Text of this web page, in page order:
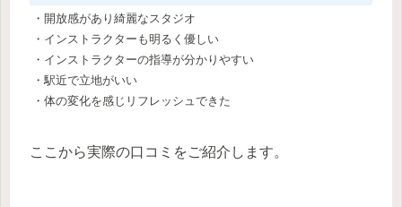
・開放感があり綺麗なスタジオ
・インストラクターも明るく優しい
・インストラクターの指導が分かりやすい
・駅近で立地がいい
・体の変化を感じリフレッシュできた
ここから実際の口コミをご紹介します。